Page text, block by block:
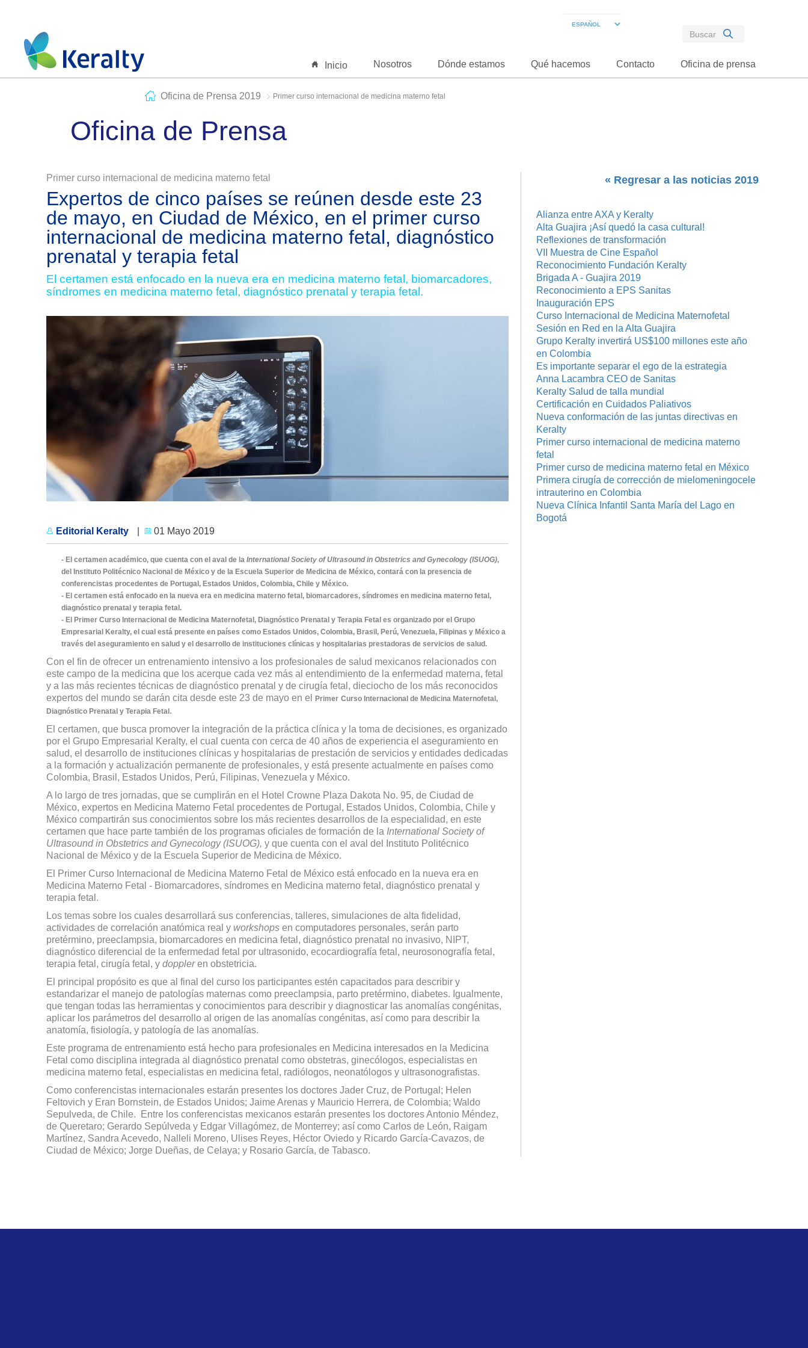
Inicio Nosotros Dónde estamos Qué hacemos Contacto Oficina de prensa
Oficina de Prensa 2019 Primer curso internacional de medicina materno fetal
Oficina de Prensa
Primer curso internacional de medicina materno fetal
Expertos de cinco países se reúnen desde este 23
de mayo, en Ciudad de México, en el primer curso
internacional de medicina materno fetal, diagnóstico
prenatal y terapia fetal
El certamen está enfocado en la nueva era en medicina materno fetal, biomarcadores,
síndromes en medicina materno fetal, diagnóstico prenatal y terapia fetal.
Editorial Keralty 01 Mayo 2019
- El certamen académico, que cuenta con el aval de la International Society of Ultrasound in Obstetrics and Gynecology (ISUOG),
del Instituto Politécnico Nacional de México y de la Escuela Superior de Medicina de México, contará con la presencia de
conferencistas procedentes de Portugal, Estados Unidos, Colombia, Chile y México.
- El certamen está enfocado en la nueva era en medicina materno fetal, biomarcadores, síndromes en medicina materno fetal,
diagnóstico prenatal y terapia fetal.
- El Primer Curso Internacional de Medicina Maternofetal, Diagnóstico Prenatal y Terapia Fetal es organizado por el Grupo
Empresarial Keralty, el cual está presente en países como Estados Unidos, Colombia, Brasil, Perú, Venezuela, Filipinas y México a
través del aseguramiento en salud y el desarrollo de instituciones clínicas y hospitalarias prestadoras de servicios de salud.
Con el fin de ofrecer un entrenamiento intensivo a los profesionales de salud mexicanos relacionados con
este campo de la medicina que los acerque cada vez más al entendimiento de la enfermedad materna, fetal
y a las más recientes técnicas de diagnóstico prenatal y de cirugía fetal, dieciocho de los más reconocidos
expertos del mundo se darán cita desde este 23 de mayo en el
Primer Curso Internacional de Medicina Maternofetal,
Diagnóstico Prenatal y Terapia Fetal.
El certamen, que busca promover la integración de la práctica clínica y la toma de decisiones, es organizado
por el Grupo Empresarial Keralty, el cual cuenta con cerca de 40 años de experiencia el aseguramiento en
salud, el desarrollo de instituciones clínicas y hospitalarias de prestación de servicios y entidades dedicadas
a la formación y actualización permanente de profesionales, y está presente actualmente en países como
Colombia, Brasil, Estados Unidos, Perú, Filipinas, Venezuela y México.
A lo largo de tres jornadas, que se cumplirán en el Hotel Crowne Plaza Dakota No. 95, de Ciudad de
México, expertos en Medicina Materno Fetal procedentes de Portugal, Estados Unidos, Colombia, Chile y
México compartirán sus conocimientos sobre los más recientes desarrollos de la especialidad, en este
certamen que hace parte también de los programas oficiales de formación de la International Society of
Ultrasound in Obstetrics and Gynecology (ISUOG), y que cuenta con el aval del Instituto Politécnico
Nacional de México y de la Escuela Superior de Medicina de México.
El Primer Curso Internacional de Medicina Materno Fetal de México está enfocado en la nueva era en
Medicina Materno Fetal - Biomarcadores, síndromes en Medicina materno fetal, diagnóstico prenatal y
terapia fetal.
Los temas sobre los cuales desarrollará sus conferencias, talleres, simulaciones de alta fidelidad,
actividades de correlación anatómica real y workshopsen computadores personales, serán parto
pretérmino, preeclampsia, biomarcadores en medicina fetal, diagnóstico prenatal no invasivo, NIPT,
diagnóstico diferencial de la enfermedad fetal por ultrasonido, ecocardiografía fetal, neurosonografía fetal,
terapia fetal, cirugía fetal, y doppleren obstetricia.
El principal propósito es que al final del curso los participantes estén capacitados para describir y
estandarizar el manejo de patologías maternas como preeclampsia, parto pretérmino, diabetes. Igualmente,
que tengan todas las herramientas y conocimientos para describir y diagnosticar las anomalías congénitas,
aplicar los parámetros del desarrollo al origen de las anomalías congénitas, así como para describir la
anatomía, fisiología, y patología de las anomalías.
Este programa de entrenamiento está hecho para profesionales en Medicina interesados en la Medicina
Fetal como disciplina integrada al diagnóstico prenatal como obstetras, ginecólogos, especialistas en
medicina materno fetal, especialistas en medicina fetal, radiólogos, neonatólogos y ultrasonografistas.
Como conferencistas internacionales estarán presentes los doctores Jader Cruz, de Portugal; Helen
Feltovich y Eran Bornstein, de Estados Unidos; Jaime Arenas y Mauricio Herrera, de Colombia; Waldo
Sepulveda, de Chile. Entre los conferencistas mexicanos estarán presentes los doctores Antonio Méndez,
de Queretaro; Gerardo Sepúlveda y Edgar Villagómez, de Monterrey; así como Carlos de León, Raigam
Martínez, Sandra Acevedo, Nalleli Moreno, Ulises Reyes, Héctor Oviedo y Ricardo García-Cavazos, de
Ciudad de México; Jorge Dueñas, de Celaya; y Rosario García, de Tabasco.
« Regresar a las noticias 2019
Alianza entre AXA y Keralty
Alta Guajira ¡Así quedó la casa cultural!
Reflexiones de transformación
VII Muestra de Cine Español
Reconocimiento Fundación Keralty
Brigada A - Guajira 2019
Reconocimiento a EPS Sanitas
Inauguración EPS
Curso Internacional de Medicina Maternofetal
Sesión en Red en la Alta Guajira
Grupo Keralty invertirá US$100 millones este año
en Colombia
Es importante separar el ego de la estrategia
Anna Lacambra CEO de Sanitas
Keralty Salud de talla mundial
Certificación en Cuidados Paliativos
Nueva conformación de las juntas directivas en
Keralty
Primer curso internacional de medicina materno
fetal
Primer curso de medicina materno fetal en México
Primera cirugía de corrección de mielomeningocele
intrauterino en Colombia
Nueva Clínica Infantil Santa María del Lago en
Bogotá